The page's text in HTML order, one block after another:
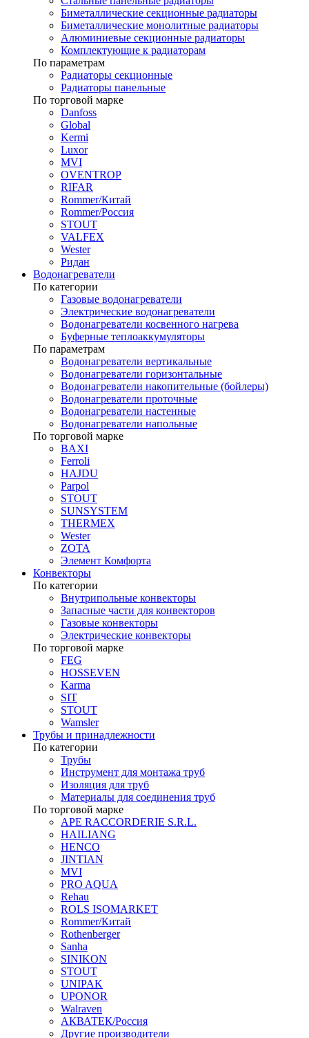
Биметаллические секционные радиаторы
Биметаллические монолитные радиаторы
Алюминиевые секционные радиаторы
Комплектующие к радиаторам
По параметрам
Радиаторы секционные
Радиаторы панельные
По торговой марке
Danfoss
Global
Kermi
Luxor
MVI
OVENTROP
RIFAR​
Rommer/Китай
Rommer/Россия
STOUT
VALFEX
Wester
Ридан
Водонагреватели
По категории
Газовые водонагреватели
Электрические водонагреватели
Водонагреватели косвенного нагрева
Буферные теплоаккумуляторы
По параметрам
Водонагреватели вертикальные
Водонагреватели горизонтальные
Водонагреватели накопительные (бойлеры)
Водонагреватели проточные
Водонагреватели настенные
Водонагреватели напольные
По торговой марке
BAXI
Ferroli
HAJDU
Parpol
STOUT
SUNSYSTEM
THERMEX
Wester
ZOTA
Элемент Комфорта
Конвекторы
По категории
Внутрипольные конвекторы
Запасные части для конвекторов
Газовые конвекторы
Электрические конвекторы
По торговой марке
FEG
HOSSEVEN
Karma
SIT
STOUT
Wamsler
Трубы и принадлежности
По категории
Трубы
Инструмент для монтажа труб
Изоляция для труб
Материалы для соединения труб
По торговой марке
APE RACCORDERIE S.R.L.
HAILIANG
HENCO
JINTIAN
MVI
PRO AQUA
Rehau
ROLS ISOMARKET
Rommer/Китай
Rothenberger
Sanha
SINIKON
STOUT
UNIPAK
UPONOR
Walraven
АКВАТЕК/Россия
Другие производители